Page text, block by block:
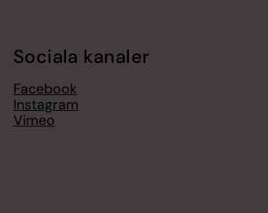
Sociala kanaler
Facebook
Instagram
Vimeo